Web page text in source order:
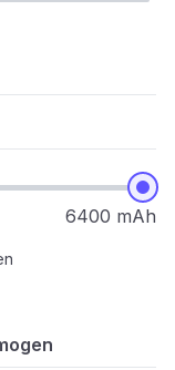
6400 mAh